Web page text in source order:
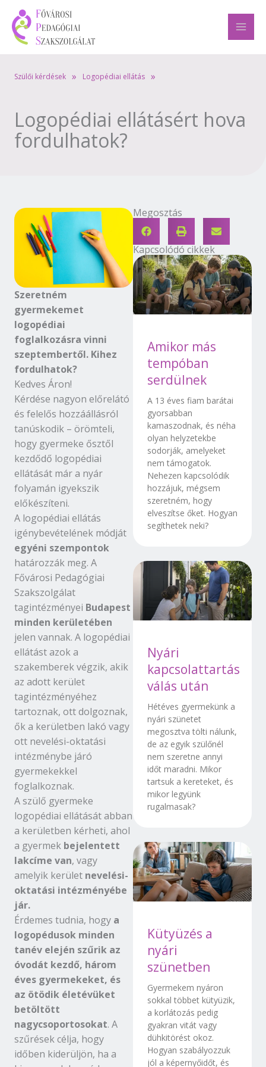
content
Szülői kérdések » Logopédiai ellátás »
Logopédiai ellátásért hova
fordulhatok?
Szeretném
gyermekemet
logopédiai
foglalkozásra vinni
szeptembertől. Kihez
fordulhatok?
Kedves Áron!
Kérdése nagyon előrelátó
és felelős hozzáállásról
tanúskodik – örömteli,
hogy gyermeke ősztől
kezdődő logopédiai
ellátását már a nyár
folyamán igyekszik
előkészíteni.
A logopédiai ellátás
igénybevételének módját
egyéni szempontok
határozzák meg. A
Fővárosi Pedagógiai
Szakszolgálat
tagintézményei Budapest
minden kerületében
jelen vannak. A logopédiai
ellátást azok a
szakemberek végzik, akik
az adott kerület
tagintézményéhez
tartoznak, ott dolgoznak,
ők a kerületben lakó vagy
ott nevelési-oktatási
intézménybe járó
gyermekekkel
foglalkoznak.
A szülő gyermeke
logopédiai ellátását abban
a kerületben kérheti, ahol
a gyermek bejelentett
lakcíme van, vagy
amelyik kerület nevelési-
oktatási intézményébe
jár.
Érdemes tudnia, hogy a
logopédusok minden
tanév elején szűrik az
óvodát kezdő, három
éves gyermekeket, és
az ötödik életévüket
betöltött
nagycsoportosokat. A
szűrések célja, hogy
időben kiderüljön, ha a
Megosztás
Kapcsolódó cikkek
Amikor más
tempóban
serdülnek
A 13 éves fiam barátai
gyorsabban
kamaszodnak, és néha
olyan helyzetekbe
sodorják, amelyeket
nem támogatok.
Nehezen kapcsolódik
hozzájuk, mégsem
szeretném, hogy
elveszítse őket. Hogyan
segíthetek neki?
Nyári
kapcsolattartás
válás után
Hétéves gyermekünk a
nyári szünetet
megosztva tölti nálunk,
de az egyik szülőnél
nem szeretne annyi
időt maradni. Mikor
tartsuk a kereteket, és
mikor legyünk
rugalmasak?
Kütyüzés a
nyári
szünetben
Gyermekem nyáron
sokkal többet kütyüzik,
a korlátozás pedig
gyakran vitát vagy
dühkitörést okoz.
Hogyan szabályozzuk
jól a képernyőidőt, és